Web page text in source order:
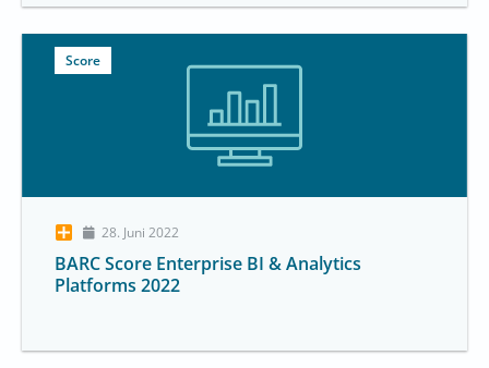
Score
28. Juni 2022
BARC Score Enterprise BI & Analytics
Platforms 2022